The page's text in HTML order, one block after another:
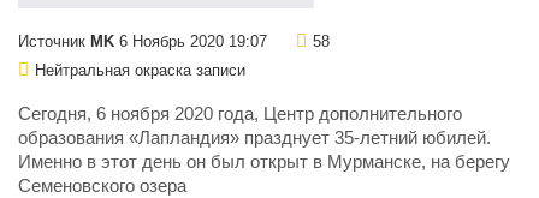
Источник MK 6 Ноябрь 2020 19:07
58
Нейтральная окраска записи
Сегодня, 6 ноября 2020 года, Центр дополнительного
образования «Лапландия» празднует 35-летний юбилей.
Именно в этот день он был открыт в Мурманске, на берегу
Семеновского озера